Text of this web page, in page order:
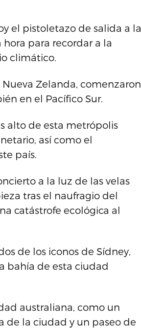
el pistoletazo de salida a la
hora para recordar a la
climático.
Zelanda, comenzaron
en el Pacífico Sur.
alto de esta metrópolis
así como el
país.
a la luz de las velas
tras el naufragio del
catástrofe ecológica al
de los iconos de Sídney,
bahía de esta ciudad
australiana, como un
de la ciudad y un paseo de